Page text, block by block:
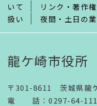
いて
リンク・著作
扱い
夜間・土日の
龍ケ崎市役所
〒301-8611 茨城県龍
電話 ： 0297-64-